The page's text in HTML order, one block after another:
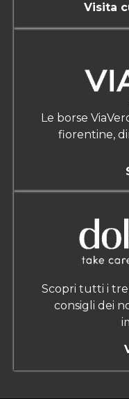
Visita
Le borse
fiorentine,
Scopri tutti i
consigli dei